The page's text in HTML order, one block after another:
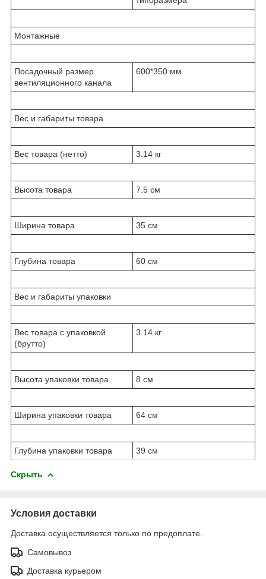
Монтажные
Посадочный размер
вентиляционного канала
600*350 мм
Вес и габариты товара
Вес товара (нетто) 3.14 кг
Высота товара 7.5 см
Ширина товара 35 см
Глубина товара 60 см
Вес и габариты упаковки
Вес товара с упаковкой
(брутто)
3.14 кг
Высота упаковки товара 8 см
Ширина упаковки товара 64 см
Глубина упаковки товара 39 см
Скрыть
Условия доставки
Доставка осуществляется только по предоплате.
Самовывоз
Доставка курьером